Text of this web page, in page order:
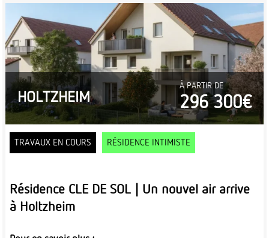
HOLTZHEIM
À PARTIR DE
296 300€
TRAVAUX EN COURS RÉSIDENCE INTIMISTE
Résidence CLE DE SOL | Un nouvel air arrive
à Holtzheim